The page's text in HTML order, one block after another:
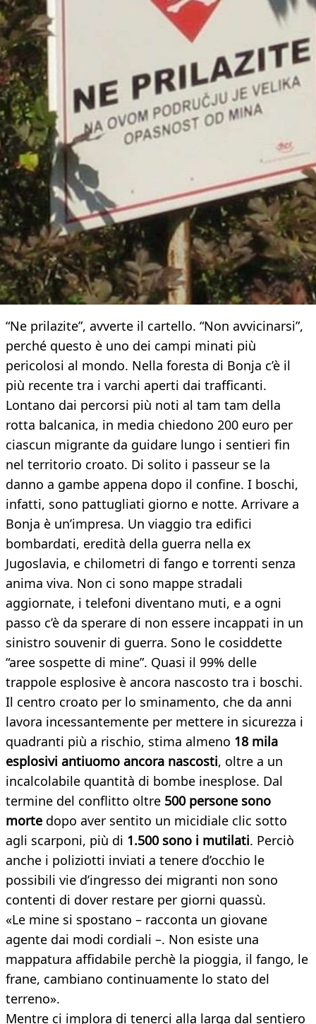
“Ne prilazite”, avverte il cartello. “Non avvicinarsi”,
perché questo è uno dei campi minati più
pericolosi al mondo. Nella foresta di Bonja c’è il
più recente tra i varchi aperti dai trafficanti.
Lontano dai percorsi più noti al tam tam della
rotta balcanica, in media chiedono 200 euro per
ciascun migrante da guidare lungo i sentieri fin
nel territorio croato. Di solito i passeur se la
danno a gambe appena dopo il confine. I boschi,
infatti, sono pattugliati giorno e notte. Arrivare a
Bonja è un’impresa. Un viaggio tra edifici
bombardati, eredità della guerra nella ex
Jugoslavia, e chilometri di fango e torrenti senza
anima viva. Non ci sono mappe stradali
aggiornate, i telefoni diventano muti, e a ogni
passo c’è da sperare di non essere incappati in un
sinistro souvenir di guerra. Sono le cosiddette
“aree sospette di mine”. Quasi il 99% delle
trappole esplosive è ancora nascosto tra i boschi.
Il centro croato per lo sminamento, che da anni
lavora incessantemente per mettere in sicurezza i
quadranti più a rischio, stima almeno 18 mila
esplosivi antiuomo ancora nascosti, oltre a un
incalcolabile quantità di bombe inesplose. Dal
termine del conflitto oltre 500 persone sono
morte dopo aver sentito un micidiale clic sotto
agli scarponi, più di 1.500 sono i mutilati. Perciò
anche i poliziotti inviati a tenere d’occhio le
possibili vie d’ingresso dei migranti non sono
contenti di dover restare per giorni quassù.
«Le mine si spostano – racconta un giovane
agente dai modi cordiali –. Non esiste una
mappatura affidabile perchè la pioggia, il fango, le
frane, cambiano continuamente lo stato del
terreno».
Mentre ci implora di tenerci alla larga dal sentiero